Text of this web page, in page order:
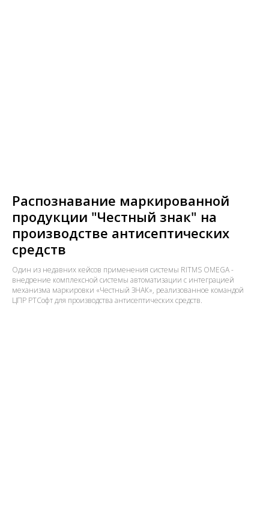
Распознавание маркированной
продукции "Честный знак" на
производстве антисептических
средств
Один из недавних кейсов применения системы RITMS OMEGA -
внедрение комплексной системы автоматизации с интеграцией
механизма маркировки «Честный ЗНАК», реализованное командой
ЦПР РТСофт для производства антисептических средств.